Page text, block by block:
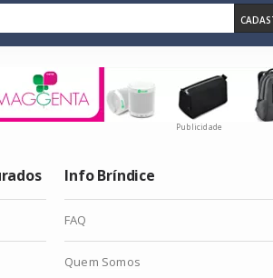
Publicidade
Info Bríndice
FAQ
Quem Somos